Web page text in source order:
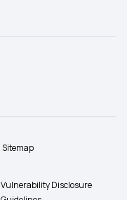
Sitemap
Vulnerability Disclosure